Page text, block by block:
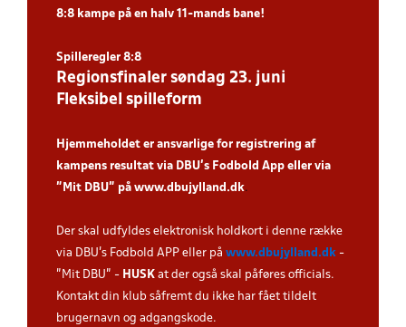
8:8 kampe på en halv 11-mands bane!
Spilleregler 8:8
Regionsfinaler søndag 23. juni
Fleksibel spilleform
Hjemmeholdet er ansvarlige for registrering af
kampens resultat via DBU’s Fodbold App eller via
”Mit DBU” på www.dbujylland.dk.
Der skal udfyldes elektronisk holdkort i denne række
via DBU's Fodbold APP eller på www.dbujylland.dk -
"Mit DBU" - HUSK at der også skal påføres officials.
Kontakt din klub såfremt du ikke har fået tildelt
brugernavn og adgangskode.